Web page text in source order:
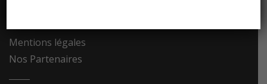
Mentions légales
Nos Partenaires